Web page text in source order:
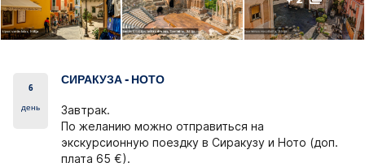
6
день
СИРАКУЗА - НОТО
Завтрак.
По желанию можно отправиться на
экскурсионную поездку в Сиракузу и Ното (доп.
плата 65 €).